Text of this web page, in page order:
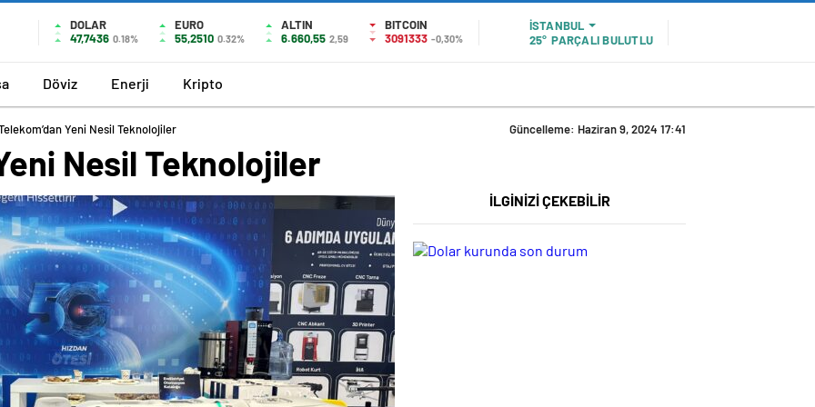
DOLAR
47,7436 0.18%
EURO
55,2510 0.32%
ALTIN
6.660,55 2,59
BITCOIN
3091333 -0,30%
İSTANBUL
25° PARÇALI BULUTLU
Döviz Enerji Kripto
Yeni Nesil Teknolojiler Güncelleme: Haziran 9, 2024 17:41
Nesil Teknolojiler
İLGİNİZİ ÇEKEBİLİR